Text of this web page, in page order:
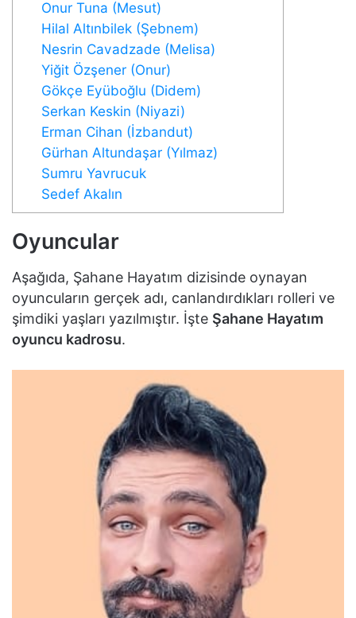
Onur Tuna (Mesut)
Hilal Altınbilek (Şebnem)
Nesrin Cavadzade (Melisa)
Yiğit Özşener (Onur)
Gökçe Eyüboğlu (Didem)
Serkan Keskin (Niyazi)
Erman Cihan (İzbandut)
Gürhan Altundaşar (Yılmaz)
Sumru Yavrucuk
Sedef Akalın
Oyuncular
Aşağıda, Şahane Hayatım dizisinde oynayan
oyuncuların gerçek adı, canlandırdıkları rolleri ve
şimdiki yaşları yazılmıştır. İşte Şahane Hayatım
oyuncu kadrosu.